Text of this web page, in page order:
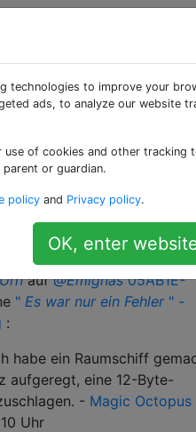
gemacht!
Kommentar von
auf@Emignas05AB1E-
" Es war nur ein Fehler" -
:
habe ein Raumschiff
aufgeregt, eine 12-Byte-
- Magic Octopus
Uhr
technologies to improve your
ads, to analyze our website
use of cookies and other tracking
or guardian.
policy and Privacy policy.
OK, enter